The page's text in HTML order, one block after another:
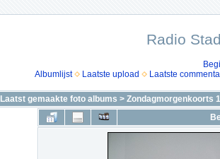
Radio
Albumlijst
Laatste upload Laatste
Laatst gemaakte foto albums > Zondagmorgenkoorts